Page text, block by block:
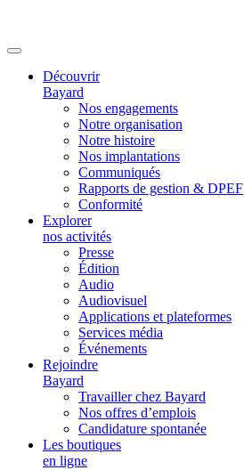
Découvrir
Bayard
Nos engagements
Notre organisation
Notre histoire
Nos implantations
Communiqués
Rapports de gestion & DPEF
Conformité
Explorer
nos activités
Presse
Édition
Audio
Audiovisuel
Applications et plateformes
Services média
Événements
Rejoindre
Bayard
Travailler chez Bayard
Nos offres d’emplois
Candidature spontanée
Les boutiques
en ligne